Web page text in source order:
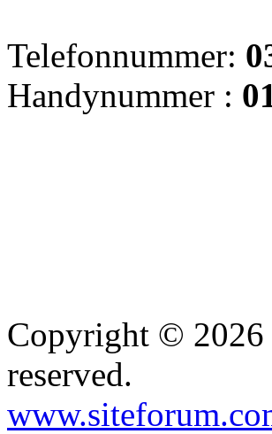
Telefonnummer:
Handynummer :
Copyright © 2026
reserved.